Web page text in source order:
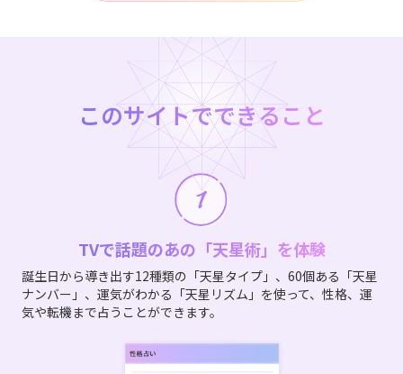
このサイトでできること
TVで話題のあの「天星術」を体験
誕生日から導き出す12種類の「天星タイプ」、60個ある「天星
ナンバー」、運気がわかる「天星リズム」を使って、性格、運
気や転機まで占うことができます。